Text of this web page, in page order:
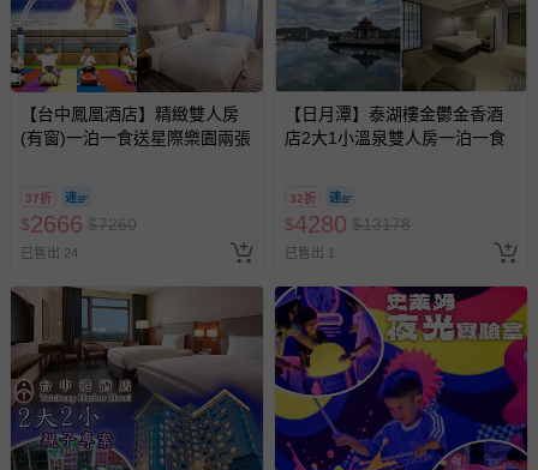
豫期範圍：
易於腐敗、保存期限較短或解約時即將逾期（例如生鮮
商品、食品等）。
客製化商品（例如客製生日書、姓名貼等）。
報紙、期刊或雜誌（惟書籍如經拆封、使用，則酌收整
經消費者拆封之影音商品或電腦軟體（例如 DVD、CD
等）。
非以有形媒介提供之數位內容或一經提供即為完成之線
上服務，經消費者事先同意始提供（例如線上課程、遊
戲或活動點數等）。
已拆封之以下類型商品：
-個人衛生用品（例如尿布、貼身衣物、泳裝、襪子、地
墊、寢具類等）。
-新生兒親膚衣物（嬰幼兒包巾與背巾、包屁衣、學習
褲、紗布衣等）。
【台中鳳凰酒店】精緻雙人房
(有窗)一泊一食送星際樂園兩張
37折
$2666 $7260
已售出 24
【日月潭】泰湖樓金鬱金香酒
店2大1小溫泉雙人房一泊一食
32折
$4280 $13178
已售出 1